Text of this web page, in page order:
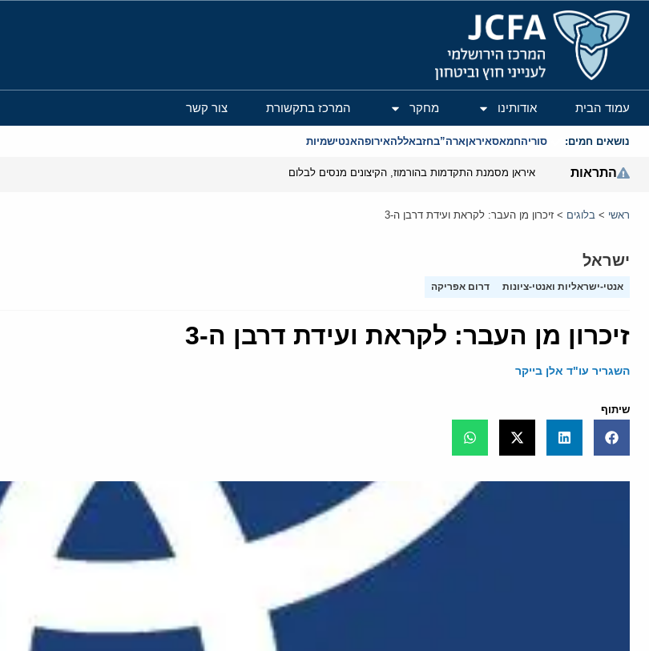
המרכז הירושלמי לענייני חוץ וביטחון
עמוד הבית אודותינו מחקר המרכז בתקשורת צור קשר
נושאים חמים: סוריהחמאסאיראןארה”בחזבאללהאירופהאנטישמיות
התראות איראן מסמנת התקדמות בהורמוז, הקיצונים מנסים לבלום
ראשי > בלוגים > זיכרון מן העבר: לקראת ועידת דרבן ה-3
ישראל
אנטי-ישראליות ואנטי-ציונות דרום אפריקה
זיכרון מן העבר: לקראת ועידת דרבן ה-3
השגריר עו"ד אלן בייקר
שיתוף